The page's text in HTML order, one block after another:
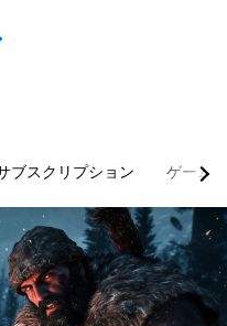
ブスクリプション ゲーム